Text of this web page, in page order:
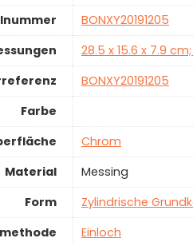
‎BONXY20191205
‎28.5 x 15.6 x 7.9
‎BONXY20191205
Farbe
‎Chrom
Material
‎Messing
Form
‎Zylindrische
‎Einloch